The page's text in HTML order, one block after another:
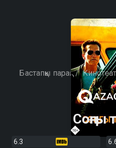
Бастапқы парақ /
Соңғы
6.3